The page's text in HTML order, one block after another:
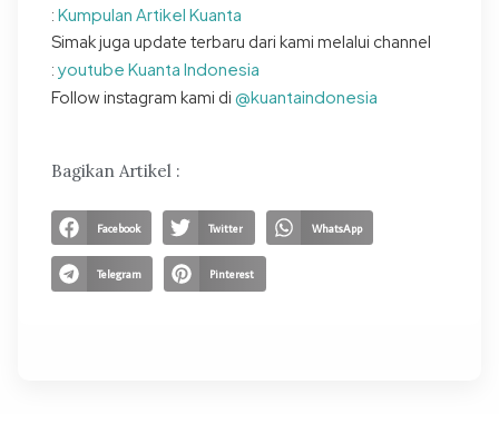
: Kumpulan Artikel Kuanta
Simak juga update terbaru dari kami melalui channel
: youtube Kuanta Indonesia
Follow instagram kami di @kuantaindonesia
Bagikan Artikel :
Facebook Twitter WhatsApp
Telegram Pinterest